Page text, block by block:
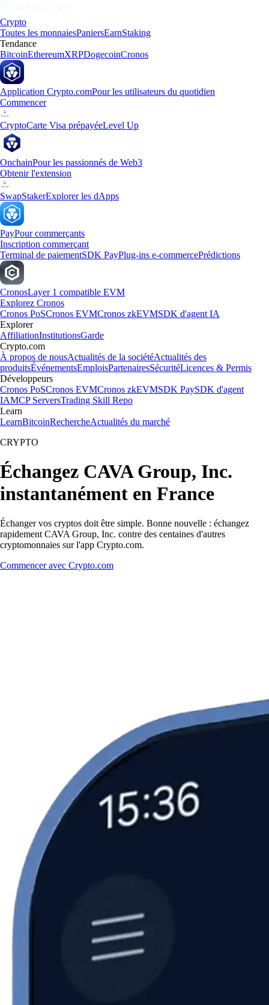
Crypto
Toutes les monnaiesPaniersEarnStaking
Tendance
BitcoinEthereumXRPDogecoinCronos
Application Crypto.comPour les utilisateurs du quotidien
Commencer
CryptoCarte Visa prépayéeLevel Up
OnchainPour les passionnés de Web3
Obtenir l'extension
SwapStakerExplorer les dApps
PayPour commerçants
Inscription commerçant
Terminal de paiementSDK PayPlug-ins e-commercePrédictions
CronosLayer 1 compatible EVM
Explorez Cronos
Cronos PoSCronos EVMCronos zkEVMSDK d'agent IA
Explorer
AffiliationInstitutionsGarde
Crypto.com
À propos de nousActualités de la sociétéActualités des
produitsÉvénementsEmploisPartenairesSécuritéLicences & Permis
Développeurs
Cronos PoSCronos EVMCronos zkEVMSDK PaySDK d'agent
IAMCP ServersTrading Skill Repo
Learn
LearnBitcoinRechercheActualités du marché
CRYPTO
Échangez CAVA Group, Inc.
instantanément en France
Échanger vos cryptos doit être simple. Bonne nouvelle : échangez
rapidement CAVA Group, Inc. contre des centaines d'autres
cryptomonnaies sur l'app Crypto.com.
Commencer avec Crypto.com